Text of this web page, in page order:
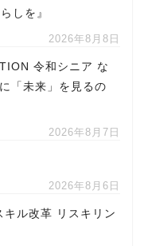
しを』
2026年8月8日
令和シニア な
「未来」を見るの
2026年8月7日
2026年8月6日
キル改革 リスキリン